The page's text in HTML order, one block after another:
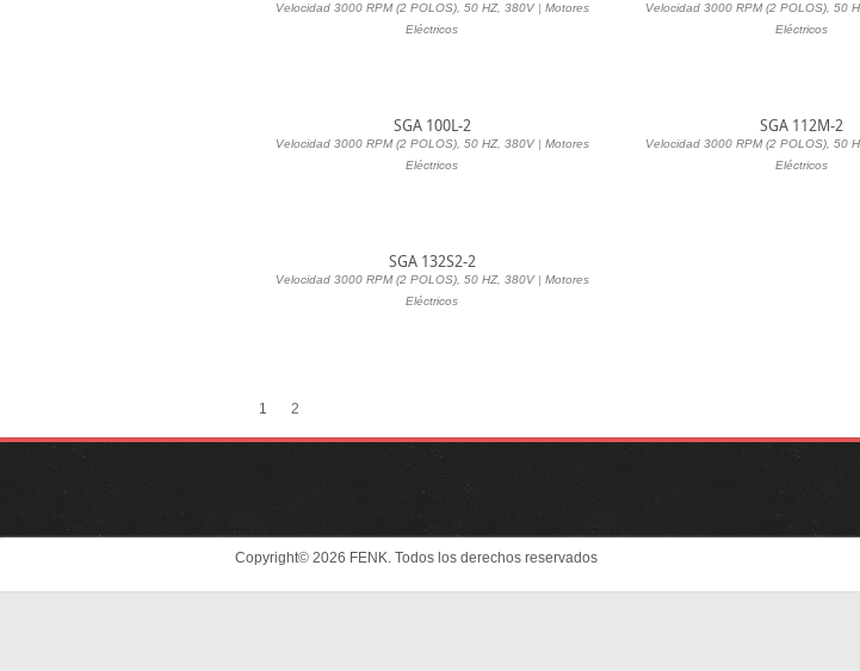
Velocidad 3000 RPM (2 POLOS), 50 HZ, 380V| Motores
Eléctricos
Velocidad 3000 RPM (2 POLOS), 50
Eléctricos
SGA 100L-2
Velocidad 3000 RPM (2 POLOS), 50 HZ, 380V| Motores
Eléctricos
SGA 112M-2
Velocidad 3000 RPM (2 POLOS), 50
Eléctricos
SGA 132S2-2
Velocidad 3000 RPM (2 POLOS), 50 HZ, 380V| Motores
Eléctricos
1 2
Copyright© 2026 FENK. Todos los derechos reservados